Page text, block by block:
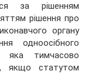
за рішенням
рішення про
органу
одноосібного
яка тимчасово
якщо статутом